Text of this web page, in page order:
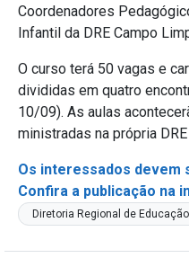
Coordenadores
Infantil da DRE Campo
O curso terá 50 vagas e
divididas em quatro
10/09). As aulas
ministradas na própria
Os interessados devem
Confira a publicação na
Diretoria Regional de Educação